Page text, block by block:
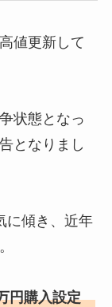
値更新して
状態となっ
となりまし
に傾き、近年
万円購入設定